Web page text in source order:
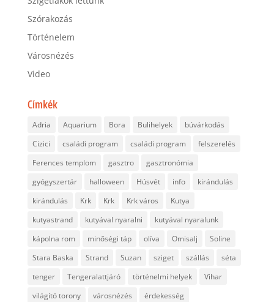
Szórakozás
Történelem
Városnézés
Video
Címkék
Adria Aquarium Bora Bulihelyek
búvárkodás
Cizici
családi program családi program
felszerelés
Ferences templom
gasztro
gasztronómia
gyógyszertár
halloween Húsvét info
kirándulás
kirándulás
Krk Krk Krk város
Kutya
kutyastrand
kutyával nyaralni
kutyával nyaralunk
kápolna rom
minőségi táp olíva Omisalj
Soline
Stara Baska
Strand Suzan sziget szállás
séta
tenger
Tengeralattjáró történelmi helyek
Vihar
világító torony
városnézés
érdekesség